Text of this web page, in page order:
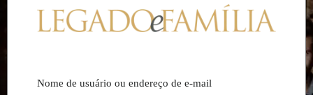
Nome de usuário ou endereço de e-mail